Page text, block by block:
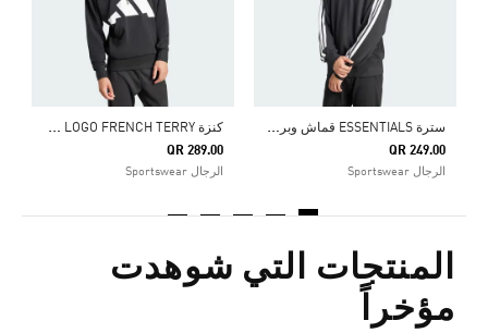
س
ترة ESSENTIALS قماش وبر فرنسي بالخطوط الثلاثة
QR 249.00
الرجال Sportswear
ك
نزة ESSENTIALS BIG LOGO FRENCH TERRY
QR 289.00
الرجال Sportswear
المنتجات التي شوهدت
مؤخراً